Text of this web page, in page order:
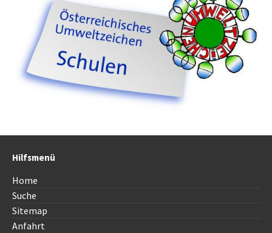
Hilfsmenü
Home
Suche
Sitemap
Anfahrt